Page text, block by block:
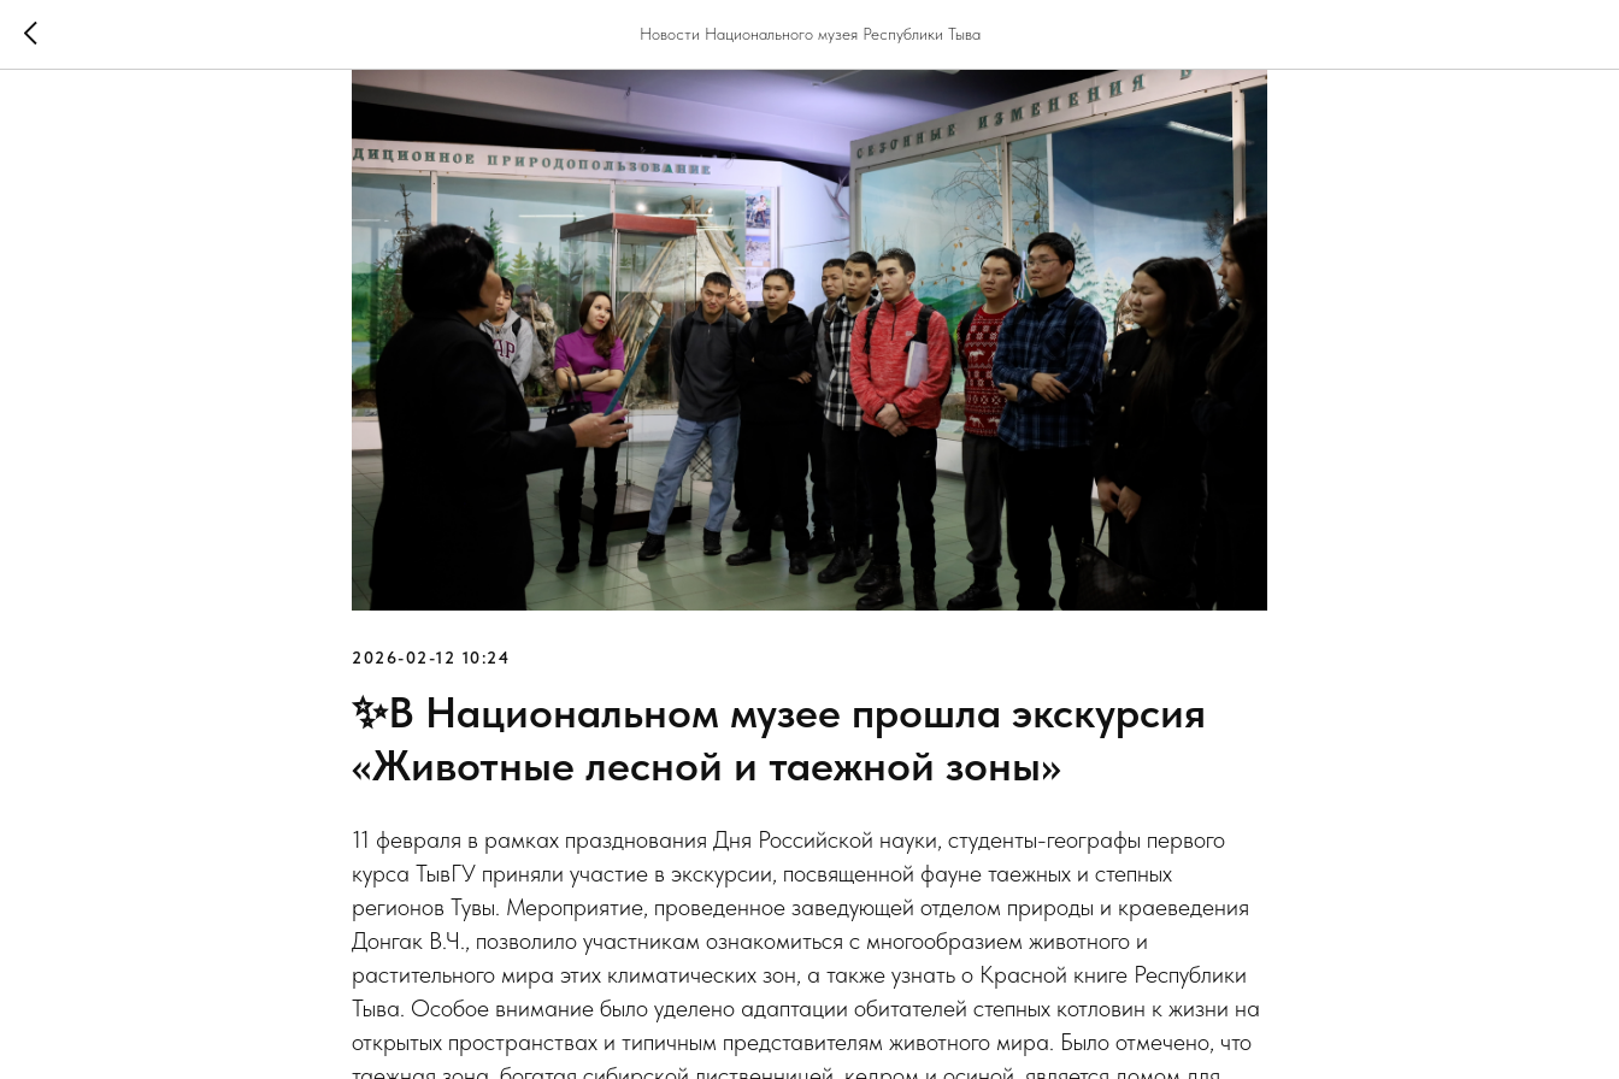
Новости Национального музея Республики Тыва
2026-02-12 10:24
✨В Национальном музее прошла экскурсия
«Животные лесной и таежной зоны»
11 февраля в рамках празднования Дня Российской науки, студенты-географы первого
курса ТывГУ приняли участие в экскурсии, посвященной фауне таежных и степных
регионов Тувы. Мероприятие, проведенное заведующей отделом природы и краеведения
Донгак В.Ч., позволило участникам ознакомиться с многообразием животного и
растительного мира этих климатических зон, а также узнать о Красной книге Республики
Тыва. Особое внимание было уделено адаптации обитателей степных котловин к жизни на
открытых пространствах и типичным представителям животного мира. Было отмечено, что